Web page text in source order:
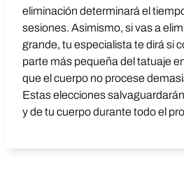
eliminación determinará el
sesiones. Asimismo, si vas a
grande, tu especialista te dirá si
parte más pequeña del tatuaje
que el cuerpo no procese
Estas elecciones
y de tu cuerpo durante todo el